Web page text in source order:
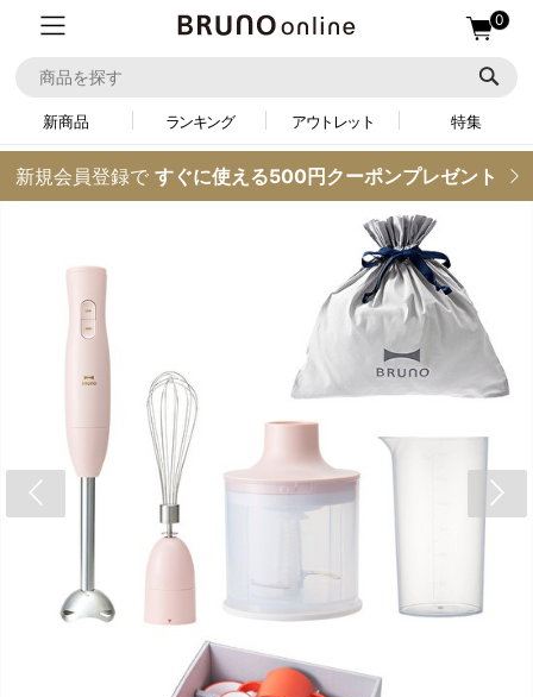
0
新商品 ランキング アウトレット 特集
新規会員登録で すぐに使える500円クーポンプレゼント